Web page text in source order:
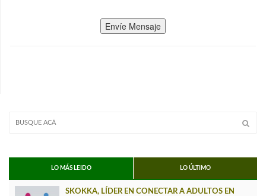
Envíe Mensaje
LO MÁS LEIDO LO ÚLTIMO
SKOKKA, LÍDER EN CONECTAR A ADULTOS EN